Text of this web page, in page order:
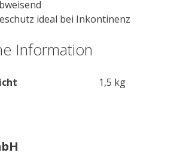
ideal bei Inkontinenz
Information
1,5 kg